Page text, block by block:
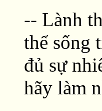
-- Lành
thể sống
đủ sự
hãy làm